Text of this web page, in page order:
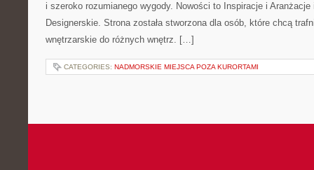
i szeroko rozumianego wygody. Nowości to Inspiracje i
Designerskie. Strona została stworzona dla osób, które chcą
wnętrzarskie do różnych wnętrz. […]
CATEGORIES: NADMORSKIE MIEJSCA POZA KURORTAMI